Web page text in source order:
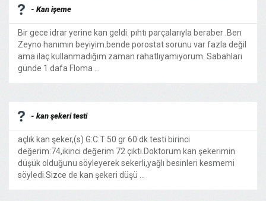
- Kan işeme
Bir gece idrar yerine kan geldi. pıhtı parçalarıyla beraber .Ben
Zeyno hanımın beyiyim.bende porostat sorunu var fazla değil
ama ilaç kullanmadığım zaman rahatlıyamıyorum. Sabahları
günde 1 dafa Floma ...
- kan şekeri testi
açlık kan şeker,(s) G:C:T 50 gr 60 dk testi birinci
değerim:74,ikinci değerim 72 çıktı.Doktorum kan şekerimin
düşük olduğunu söyleyerek sekerli,yağlı besinleri kesmemi
söyledi.Sizce de kan şekeri düşü ...